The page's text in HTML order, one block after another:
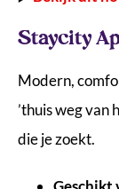
Staycity
Modern,
’thuis weg van
die je zoekt.